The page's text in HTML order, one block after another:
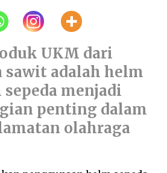
UKM dari
sawit adalah helm
sepeda menjadi
penting dalam
olahraga